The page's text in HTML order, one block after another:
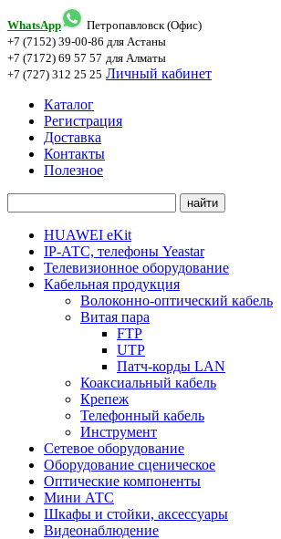
WhatsApp
Петропавловск (Офис)
+7 (7152) 39-00-86 для Астаны
+7 (7172) 69 57 57 для Алматы
+7 (727) 312 25 25 Личный кабинет
Каталог
Регистрация
Доставка
Контакты
Полезное
HUAWEI eKit
IP-АТС, телефоны Yeastar
Телевизионное оборудование
Кабельная продукция
Волоконно-оптический кабель
Витая пара
FTP
UTP
Патч-корды LAN
Коаксиальный кабель
Крепеж
Телефонный кабель
Инструмент
Сетевое оборудование
Оборудование сценическое
Оптические компоненты
Мини АТС
Шкафы и стойки, аксессуары
Видеонаблюдение